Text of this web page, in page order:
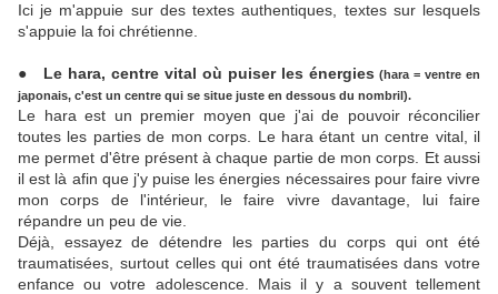
Ici je m'appuie sur des textes authentiques, textes sur lesquels
s'appuie la foi chrétienne.
● Le hara, centre vital où puiser les énergies(hara = ventre en
japonais, c'est un centre qui se situe juste en dessous du nombril).
Le hara est un premier moyen que j'ai de pouvoir réconcilier
toutes les parties de mon corps. Le hara étant un centre vital, il
me permet d'être présent à chaque partie de mon corps. Et aussi
il est là afin que j'y puise les énergies nécessaires pour faire vivre
mon corps de l'intérieur, le faire vivre davantage, lui faire
répandre un peu de vie.
Déjà, essayez de détendre les parties du corps qui ont été
traumatisées, surtout celles qui ont été traumatisées dans votre
enfance ou votre adolescence. Mais il y a souvent tellement